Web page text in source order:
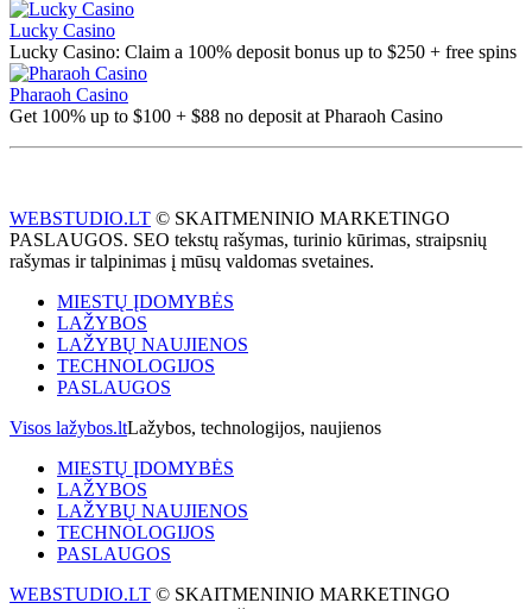
Lucky Casino
Lucky Casino: Claim a 100% deposit bonus up to $250 + free spins
Pharaoh Casino
Get 100% up to $100 + $88 no deposit at Pharaoh Casino
WEBSTUDIO.LT © SKAITMENINIO MARKETINGO
PASLAUGOS. SEO tekstų rašymas, turinio kūrimas, straipsnių
rašymas ir talpinimas į mūsų valdomas svetaines.
MIESTŲ ĮDOMYBĖS
LAŽYBOS
LAŽYBŲ NAUJIENOS
TECHNOLOGIJOS
PASLAUGOS
Visos lažybos.ltLažybos, technologijos, naujienos
MIESTŲ ĮDOMYBĖS
LAŽYBOS
LAŽYBŲ NAUJIENOS
TECHNOLOGIJOS
PASLAUGOS
WEBSTUDIO.LT © SKAITMENINIO MARKETINGO